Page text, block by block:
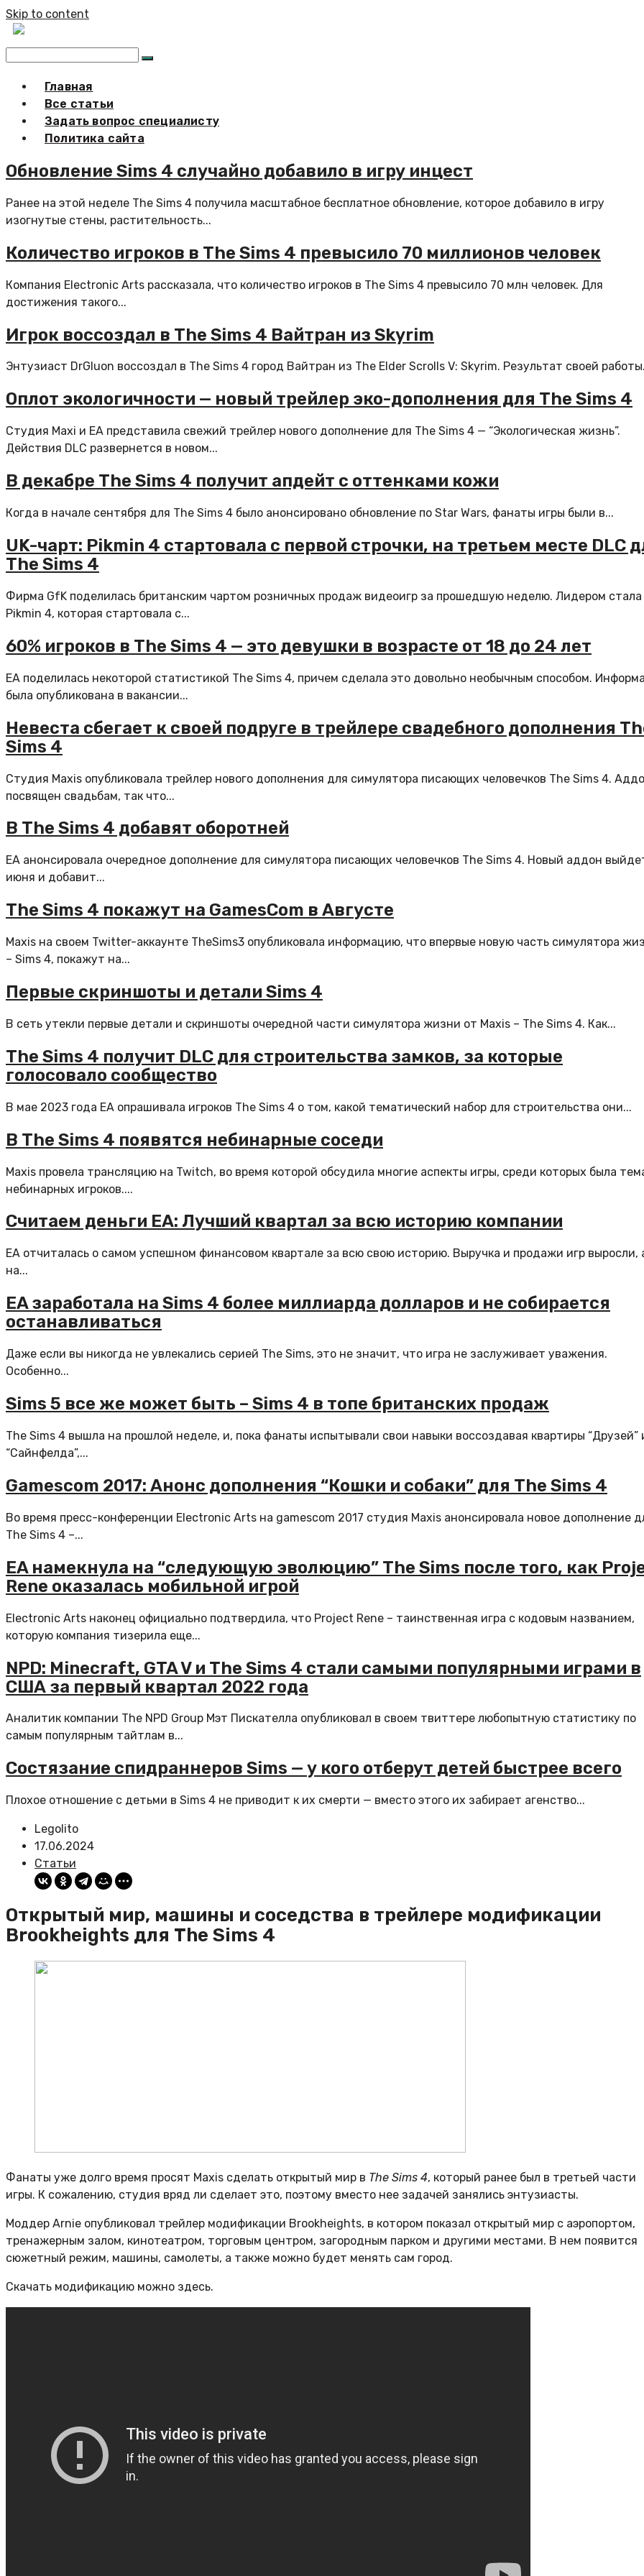
Skip to content
Главная
Все статьи
Задать вопрос специалисту
Политика сайта
Обновление Sims 4 случайно добавило в игру инцест
Ранее на этой неделе The Sims 4 получила масштабное бесплатное обновление, которое добавило в игру
изогнутые стены, растительность...
Количество игроков в The Sims 4 превысило 70 миллионов человек
Компания Electronic Arts рассказала, что количество игроков в The Sims 4 превысило 70 млн человек. Для
достижения такого...
Игрок воссоздал в The Sims 4 Вайтран из Skyrim
Энтузиаст DrGluon воссоздал в The Sims 4 город Вайтран из The Elder Scrolls V: Skyrim. Результат своей
Оплот экологичности — новый трейлер эко-дополнения для The Sims 4
Студия Maxi и EA представила свежий трейлер нового дополнение для The Sims 4 — “Экологическая жизнь”.
Действия DLC развернется в новом...
В декабре The Sims 4 получит апдейт с оттенками кожи
Когда в начале сентября для The Sims 4 было анонсировано обновление по Star Wars, фанаты игры были в...
UK-чарт: Pikmin 4 стартовала с первой строчки, на третьем месте DLC
The Sims 4
Фирма GfK поделилась британским чартом розничных продаж видеоигр за прошедшую неделю. Лидером стала
Pikmin 4, которая стартовала с...
60% игроков в The Sims 4 — это девушки в возрасте от 18 до 24 лет
EA поделилась некоторой статистикой The Sims 4, причем сделала это довольно необычным способом.
была опубликована в вакансии...
Невеста сбегает к своей подруге в трейлере свадебного дополнения
Sims 4
Студия Maxis опубликовала трейлер нового дополнения для симулятора писающих человечков The Sims 4.
посвящен свадьбам, так что...
В The Sims 4 добавят оборотней
EA анонсировала очередное дополнение для симулятора писающих человечков The Sims 4. Новый аддон
июня и добавит...
The Sims 4 покажут на GamesCom в Августе
Maxis на своем Twitter-аккаунте TheSims3 опубликовала информацию, что впервые новую часть симулятора
– Sims 4, покажут на...
Первые скриншоты и детали Sims 4
В сеть утекли первые детали и скриншоты очередной части симулятора жизни от Maxis – The Sims 4. Как...
The Sims 4 получит DLC для строительства замков, за которые
голосовало сообщество
В мае 2023 года EA опрашивала игроков The Sims 4 о том, какой тематический набор для строительства они...
В The Sims 4 появятся небинарные соседи
Maxis провела трансляцию на Twitch, во время которой обсудила многие аспекты игры, среди которых была
небинарных игроков....
Считаем деньги EA: Лучший квартал за всю историю компании
EA отчиталась о самом успешном финансовом квартале за всю свою историю. Выручка и продажи игр выросли,
на...
EA заработала на Sims 4 более миллиарда долларов и не собирается
останавливаться
Даже если вы никогда не увлекались серией The Sims, это не значит, что игра не заслуживает уважения.
Особенно...
Sims 5 все же может быть – Sims 4 в топе британских продаж
The Sims 4 вышла на прошлой неделе, и, пока фанаты испытывали свои навыки воссоздавая квартиры “Друзей”
“Сайнфелда”,...
Gamescom 2017: Анонс дополнения “Кошки и собаки” для The Sims 4
Во время пресс-конференции Electronic Arts на gamescom 2017 студия Maxis анонсировала новое дополнение
The Sims 4 –...
EA намекнула на “следующую эволюцию” The Sims после того, как
Rene оказалась мобильной игрой
Electronic Arts наконец официально подтвердила, что Project Rene – таинственная игра с кодовым названием,
которую компания тизерила еще...
NPD: Minecraft, GTA V и The Sims 4 стали самыми популярными играми в
США за первый квартал 2022 года
Аналитик компании The NPD Group Мэт Пискателла опубликовал в своем твиттере любопытную статистику по
самым популярным тайтлам в...
Состязание спидраннеров Sims — у кого отберут детей быстрее всего
Плохое отношение с детьми в Sims 4 не приводит к их смерти — вместо этого их забирает агенство...
Legolito
17.06.2024
Статьи
Открытый мир, машины и соседства в трейлере модификации
Brookheights для The Sims 4
Фанаты уже долго время просят Maxis сделать открытый мир в The Sims 4, который ранее был в третьей части
игры. К сожалению, студия вряд ли сделает это, поэтому вместо нее задачей занялись энтузиасты.
Моддер Arnie опубликовал трейлер модификации Brookheights, в котором показал открытый мир с аэропортом,
тренажерным залом, кинотеатром, торговым центром, загородным парком и другими местами. В нем появится
сюжетный режим, машины, самолеты, а также можно будет менять сам город.
Скачать модификацию можно здесь.